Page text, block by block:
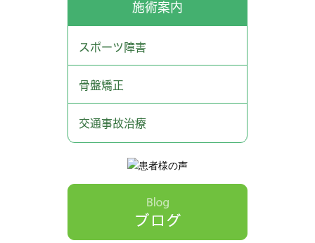
施術案内
スポーツ障害
骨盤矯正
交通事故治療